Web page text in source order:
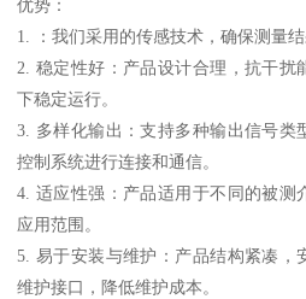
优势：
1. ：我们采用的传感技术，确保测量结
2. 稳定性好：产品设计合理，抗干扰
下稳定运行。
3. 多样化输出：支持多种输出信号类
控制系统进行连接和通信。
4. 适应性强：产品适用于不同的被测
应用范围。
5. 易于安装与维护：产品结构紧凑，
维护接口，降低维护成本。